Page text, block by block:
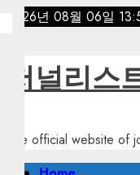
Skip
2026년 08월 06일
저널리
The official website of